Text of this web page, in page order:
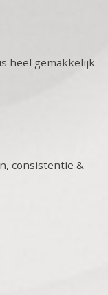
heel gemakkelijk
consistentie &